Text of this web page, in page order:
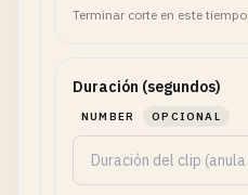
Terminar corte en este tiempo
Duración (segundos)
NUMBER OPCIONAL